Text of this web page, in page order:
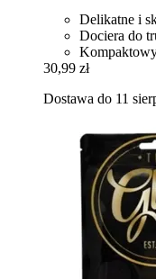
Delikatne i
Dociera do
30,99 zł
Dostawa do 11